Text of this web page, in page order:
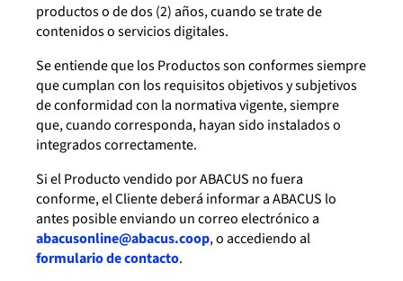
productos o de dos (2) años, cuando se trate de
contenidos o servicios digitales.
Se entiende que los Productos son conformes siempre
que cumplan con los requisitos objetivos y subjetivos
de conformidad con la normativa vigente, siempre
que, cuando corresponda, hayan sido instalados o
integrados correctamente.
Si el Producto vendido por ABACUS no fuera
conforme, el Cliente deberá informar a ABACUS lo
antes posible enviando un correo electrónico a
abacusonline@abacus.coop, o accediendo al
formulario de contacto.